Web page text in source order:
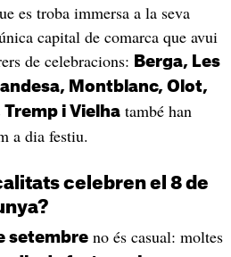
es troba immersa a la seva
capital de comarca que avui
de celebracions: Berga, Les
Montblanc, Olot,
i Vielhatambé han
a dia festiu.
celebren el 8 de
setembreno és casual: moltes